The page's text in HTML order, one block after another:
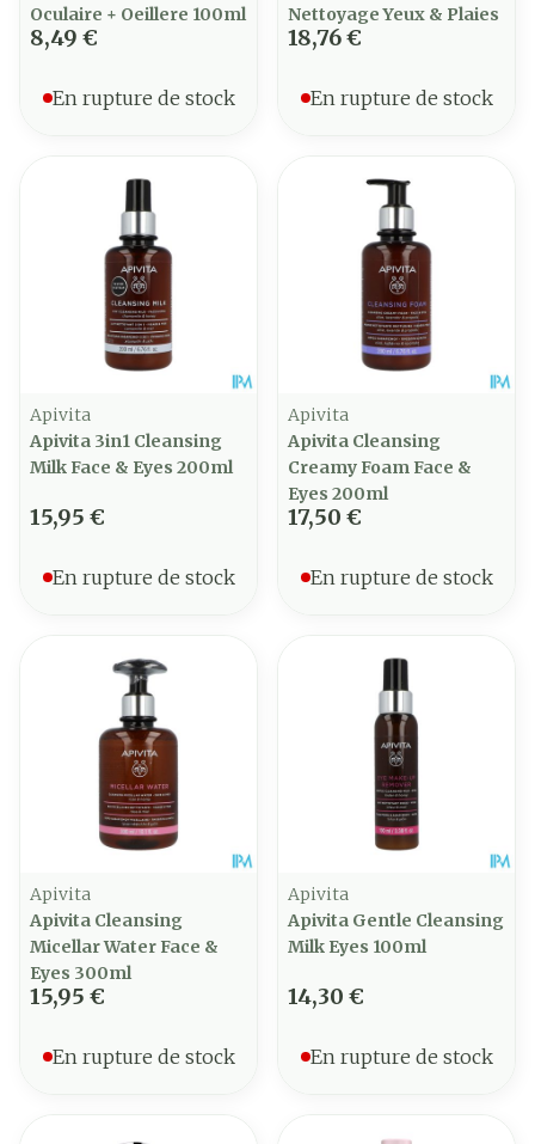
Oculaire + Oeillere 100ml
8,49 €
En rupture de stock
Nettoyage Yeux & Plaies
18,76 €
En rupture de stock
Apivita
Apivita 3in1 Cleansing
Milk Face & Eyes 200ml
15,95 €
En rupture de stock
Apivita
Apivita Cleansing
Creamy Foam Face &
Eyes 200ml
17,50 €
En rupture de stock
Apivita
Apivita Cleansing
Micellar Water Face &
Eyes 300ml
15,95 €
En rupture de stock
Apivita
Apivita Gentle Cleansing
Milk Eyes 100ml
14,30 €
En rupture de stock